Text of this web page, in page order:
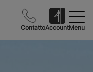
ContattoAccountMenu